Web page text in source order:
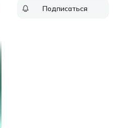
Подписаться